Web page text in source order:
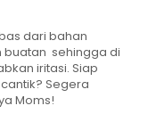
dari bahan
buatan sehingga di
iritasi. Siap
Segera
Moms!